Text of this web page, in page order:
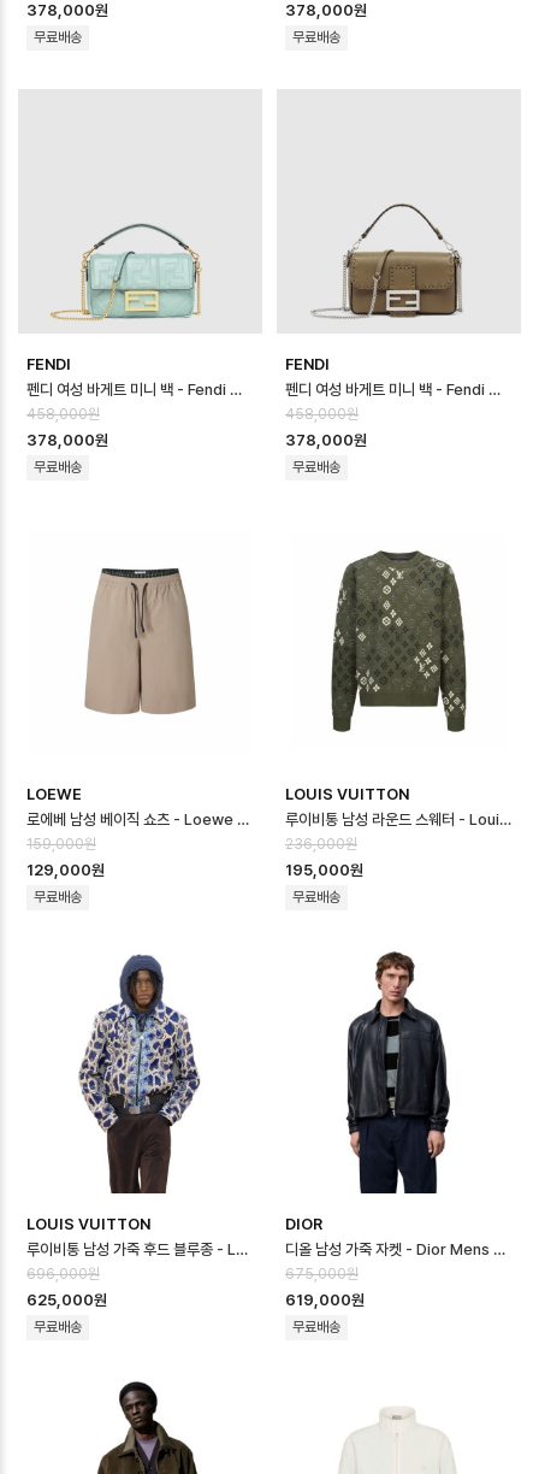
378,000원
무료배송
378,000원
무료배송
FENDI
펜디 여성 바게트 미니 백 - Fendi Womens Baguette Mini Bag - …
458,000원
378,000원
무료배송
FENDI
펜디 여성 바게트 미니 백 - Fendi Womens Baguette Mini Bag - …
458,000원
378,000원
무료배송
LOEWE
로에베 남성 베이직 쇼츠 - Loewe Mens Basic Shorts - loc16667…
159,000원
129,000원
무료배송
LOUIS VUITTON
루이비통 남성 라운드 스웨터 - Louis vuitton Mens Round Sweater…
236,000원
195,000원
무료배송
LOUIS VUITTON
루이비통 남성 가죽 후드 블루종 - Louis vuitton Mens Leather Hoo…
696,000원
625,000원
무료배송
DIOR
디올 남성 가죽 자켓 - Dior Mens Leather Jacket - dic16664x
675,000원
619,000원
무료배송